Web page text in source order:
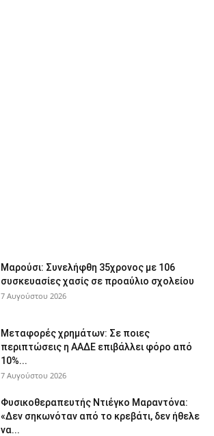
Μαρούσι: Συνελήφθη 35χρονος με 106
συσκευασίες χασίς σε προαύλιο σχολείου
7 Αυγούστου 2026
Μεταφορές χρημάτων: Σε ποιες
περιπτώσεις η ΑΑΔΕ επιβάλλει φόρο από
10%...
7 Αυγούστου 2026
Φυσικοθεραπευτής Ντιέγκο Μαραντόνα:
«Δεν σηκωνόταν από το κρεβάτι, δεν ήθελε
να...